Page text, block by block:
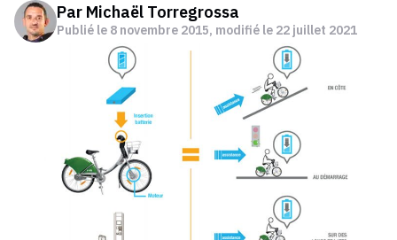
Par Michaël Torregrossa
Publié le 8 novembre 2015, modifié le 22 juillet 2021